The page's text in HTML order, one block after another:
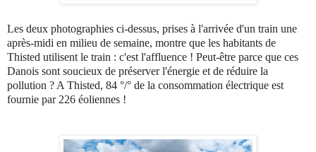
Les deux photographies ci-dessus, prises à l'arrivée d'un train une
après-midi en milieu de semaine, montre que les habitants de
Thisted utilisent le train : c'est l'affluence ! Peut-être parce que ces
Danois sont soucieux de préserver l'énergie et de réduire la
pollution ? A Thisted, 84 °/° de la consommation électrique est
fournie par 226 éoliennes !